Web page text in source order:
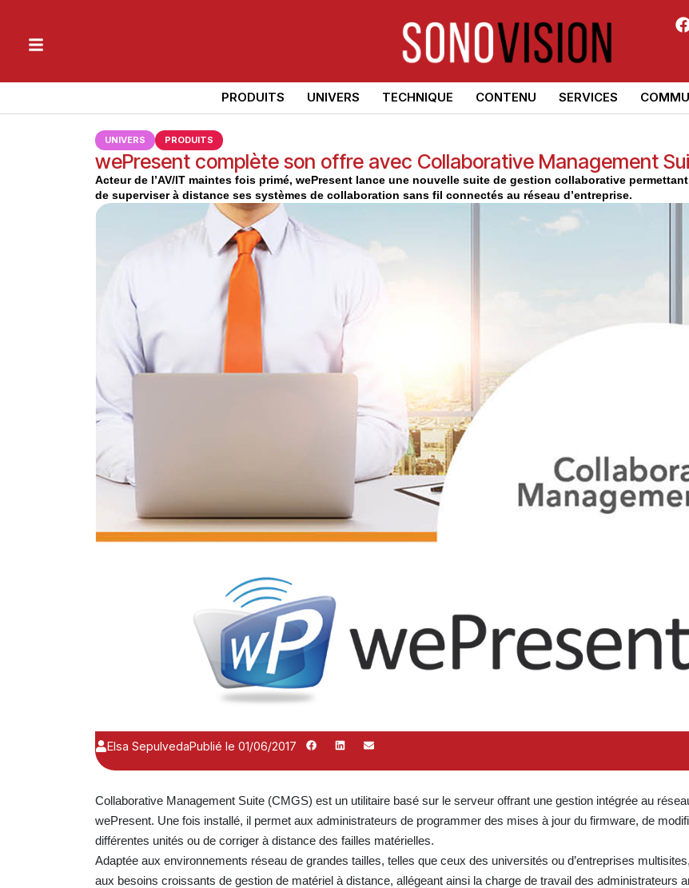
PRODUITS UNIVERS TECHNIQUE CONTENU SERVICES
UNIVERS PRODUITS
wePresent complète son offre avec Collaborative Management
Acteur de l’AV/IT maintes fois primé, wePresent lance une nouvelle suite de gestion collaborative
de superviser à distance ses systèmes de collaboration sans fil connectés au réseau d’entreprise.
Elsa SepulvedaPublié le 01/06/2017
Collaborative Management Suite (CMGS) est un utilitaire basé sur le serveur offrant une gestion intégrée au
wePresent. Une fois installé, il permet aux administrateurs de programmer des mises à jour du firmware, de
différentes unités ou de corriger à distance des failles matérielles.
Adaptée aux environnements réseau de grandes tailles, telles que ceux des universités ou d’entreprises
aux besoins croissants de gestion de matériel à distance, allégeant ainsi la charge de travail des administrateurs